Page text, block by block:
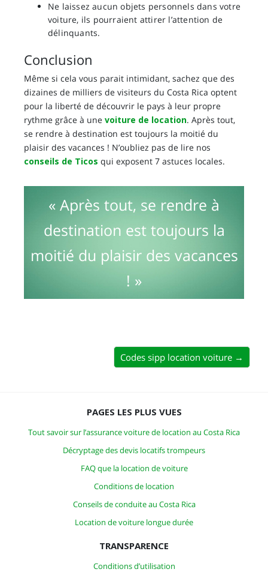
Ne laissez aucun objets personnels dans votre
voiture, ils pourraient attirer l’attention de
délinquants.
Conclusion
Même si cela vous parait intimidant, sachez que des
dizaines de milliers de visiteurs du Costa Rica optent
pour la liberté de découvrir le pays à leur propre
rythme grâce à une voiture de location. Après tout,
se rendre à destination est toujours la moitié du
plaisir des vacances ! N’oubliez pas de lire nos
conseils de Ticos qui exposent 7 astuces locales.
« Après tout, se rendre à
destination est toujours la
moitié du plaisir des vacances
! »
Codes sipp location voiture →
PAGES LES PLUS VUES
Tout savoir sur l’assurance voiture de location au Costa Rica
Décryptage des devis locatifs trompeurs
FAQ que la location de voiture
Conditions de location
Conseils de conduite au Costa Rica
Location de voiture longue durée
TRANSPARENCE
Conditions d’utilisation